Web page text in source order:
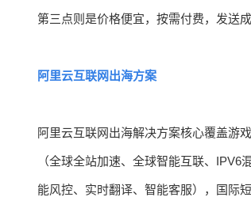
第三点则是价格便宜，按需付费，发送
阿里云互联网出海方案
阿里云互联网出海解决方案核心覆盖游
（全球全站加速、全球智能互联、
能风控、实时翻译、智能客服），国际